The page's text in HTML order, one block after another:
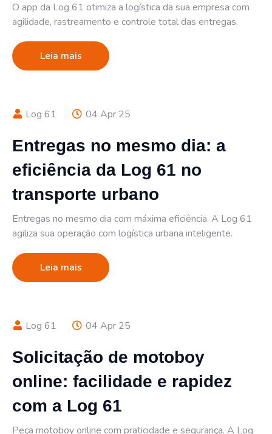
O app da Log 61 otimiza a logística da sua empresa com
agilidade, rastreamento e controle total das entregas.
Leia mais
Log 61 04 Apr 25
Entregas no mesmo dia: a
eficiência da Log 61 no
transporte urbano
Entregas no mesmo dia com máxima eficiência. A Log 61
agiliza sua operação com logística urbana inteligente.
Leia mais
Log 61 04 Apr 25
Solicitação de motoboy
online: facilidade e rapidez
com a Log 61
Peça motoboy online com praticidade e segurança. A Log